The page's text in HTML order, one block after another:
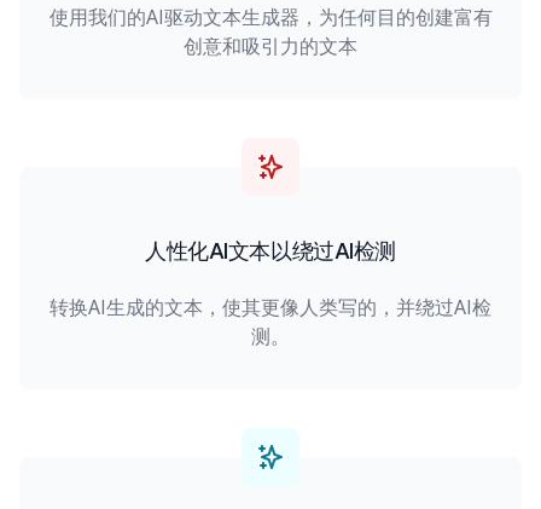
使用我们的AI驱动文本生成器，为任何目的创建富有
创意和吸引力的文本
人性化AI文本以绕过AI检测
转换AI生成的文本，使其更像人类写的，并绕过AI检
测。